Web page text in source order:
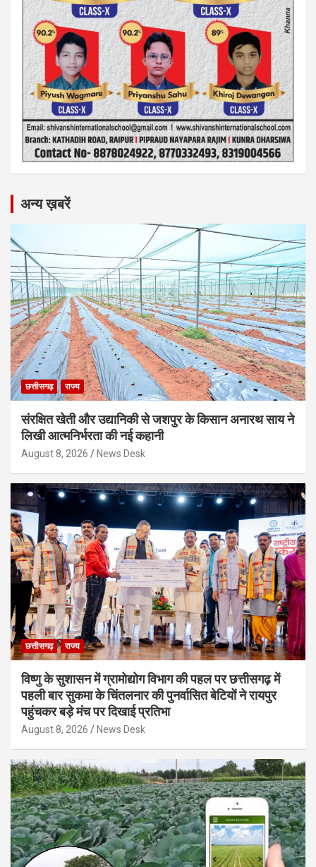
अन्य ख़बरें
छत्तीसगढ़ राज्य
संरक्षित खेती और उद्यानिकी से जशपुर के किसान अनारथ साय ने
लिखी आत्मनिर्भरता की नई कहानी
August 8, 2026 News Desk
छत्तीसगढ़ राज्य
विष्णु के सुशासन में ग्रामोद्योग विभाग की पहल पर छत्तीसगढ़ में
पहली बार सुकमा के चिंतलनार की पुनर्वासित बेटियों ने रायपुर
पहुंचकर बड़े मंच पर दिखाई प्रतिभा
August 8, 2026 News Desk